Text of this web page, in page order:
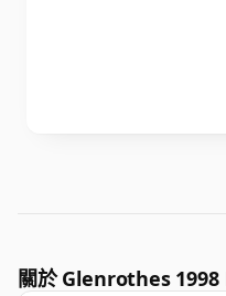
關於 Glenrothes